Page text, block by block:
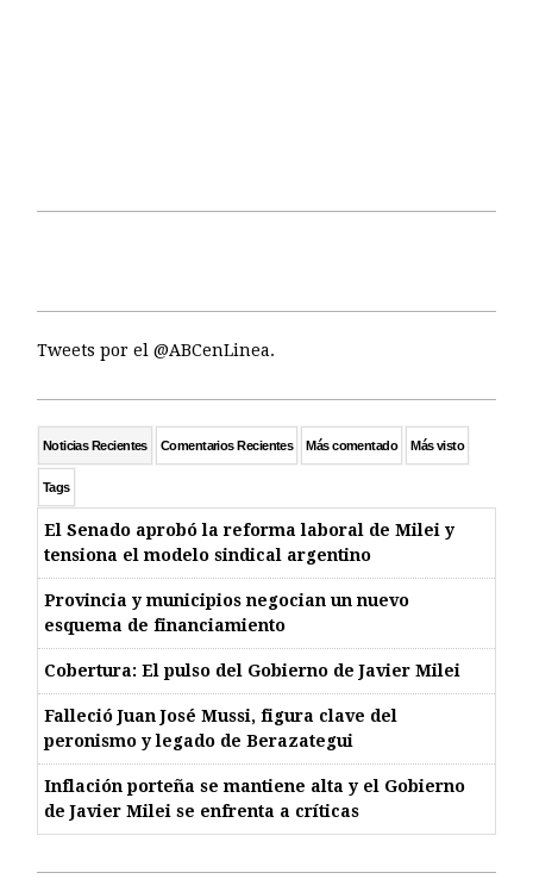
Tweets por el @ABCenLinea.
Noticias Recientes Comentarios Recientes Más comentado Más visto
Tags
El Senado aprobó la reforma laboral de Milei y
tensiona el modelo sindical argentino
Provincia y municipios negocian un nuevo
esquema de financiamiento
Cobertura: El pulso del Gobierno de Javier Milei
Falleció Juan José Mussi, figura clave del
peronismo y legado de Berazategui
Inflación porteña se mantiene alta y el Gobierno
de Javier Milei se enfrenta a críticas